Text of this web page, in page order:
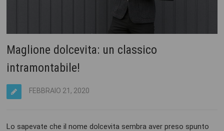
Maglione dolcevita: un classico
intramontabile!
FEBBRAIO 21, 2020
Lo sapevate che il nome dolcevita sembra aver preso spunto